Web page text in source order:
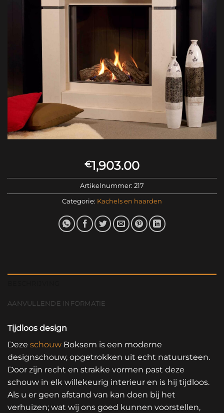
€1,903.00
Artikelnummer: 217
Categorie: Kachels en haarden
AANVULLENDE INFORMATIE
Tijdloos design
Deze schouw Boksem is een moderne
designschouw, opgetrokken uit echt natuursteen.
Door zijn recht en strakke vormen past deze
schouw in elk willekeurig interieur en is hij tijdloos.
Als u er geen afstand van kan doen bij het
verhuizen; wat wij ons goed kunnen voorstellen,